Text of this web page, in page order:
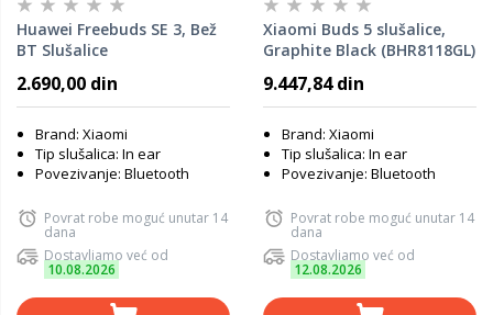
Huawei Freebuds SE 3, Bež
BT Slušalice
2.690,00 din
Brand: Xiaomi
Tip slušalica: In ear
Povezivanje: Bluetooth
Povrat robe moguć unutar 14
dana
Dostavljamo već od
10.08.2026
Xiaomi Buds 5 slušalice,
Graphite Black (BHR8118GL)
9.447,84 din
Brand: Xiaomi
Tip slušalica: In ear
Povezivanje: Bluetooth
Povrat robe moguć unutar 14
dana
Dostavljamo već od
12.08.2026